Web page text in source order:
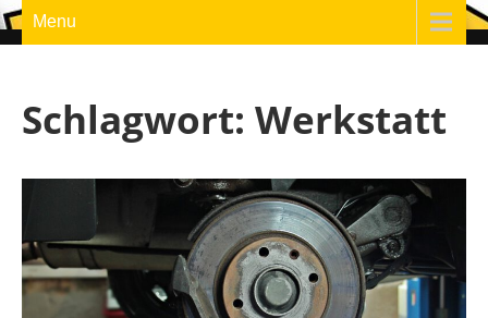
Menu
Schlagwort: Werkstatt